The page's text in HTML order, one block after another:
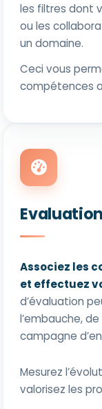
Associez les
et effectuez
d’évaluation
l’embauche,
campagne
Mesurez
valorisez les
les filtres dont
ou les
un domaine.
Ceci vous
compétences